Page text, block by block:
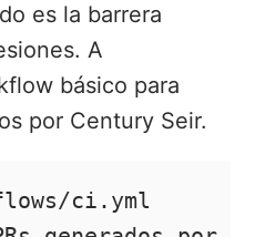
es la barrera
A
básico para
por Century Seir.
ci.yml